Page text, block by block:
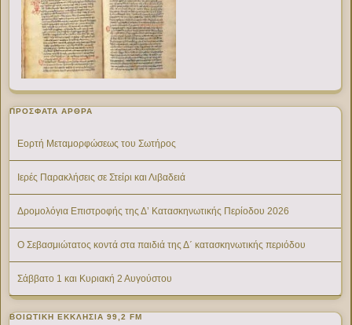
ΠΡΌΣΦΑΤΑ ΆΡΘΡΑ
Εορτή Μεταμορφώσεως του Σωτήρος
Ιερές Παρακλήσεις σε Στείρι και Λιβαδειά
Δρομολόγια Επιστροφής της Δ’ Κατασκηνωτικής Περίοδου 2026
Ο Σεβασμιώτατος κοντά στα παιδιά της Δ΄ κατασκηνωτικής περιόδου
Σάββατο 1 και Κυριακή 2 Αυγούστου
ΒΟΙΩΤΙΚΉ ΕΚΚΛΗΣΊΑ 99,2 FM